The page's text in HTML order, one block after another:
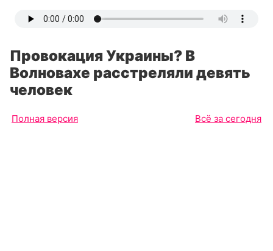
Провокация Украины? В
Волновахе расстреляли девять
человек
Полная версия Всё за сегодня